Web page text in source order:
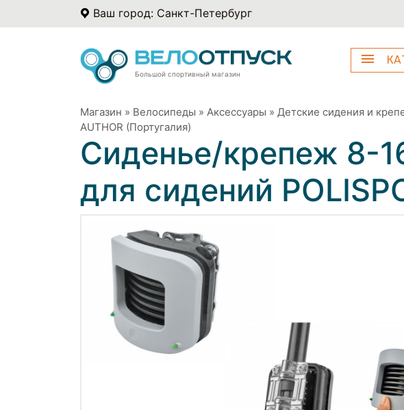
Ваш город: Санкт-Петербург
Большой спортивный магазин
Магазин » Велосипеды » Аксессуары » Детские сидения и
AUTHOR (Португалия)
Сиденье/крепеж 8-
для сидений